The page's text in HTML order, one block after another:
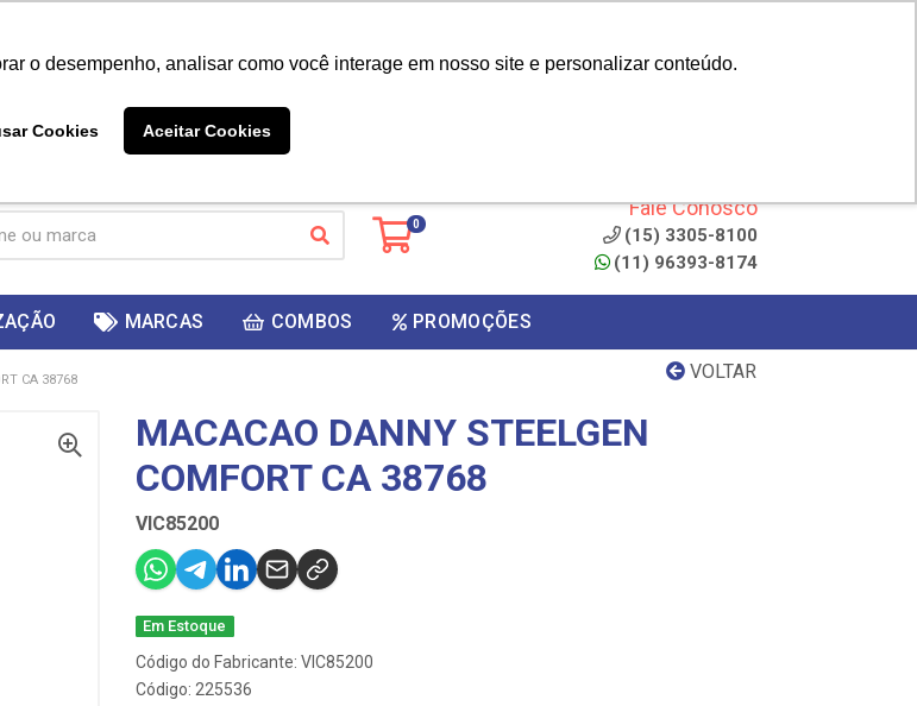
o desempenho, analisar como você interage em nosso site e personalizar conteúdo.
Cookies Aceitar Cookies
0
Fale Conosco
(15) 3305-8100
(11) 96393-8174
MARCAS COMBOS PROMOÇÕES
VOLTAR
CA 38768
MACACAO DANNY STEELGEN
COMFORT CA 38768
VIC85200
Em Estoque
Código do Fabricante: VIC85200
Código: 225536